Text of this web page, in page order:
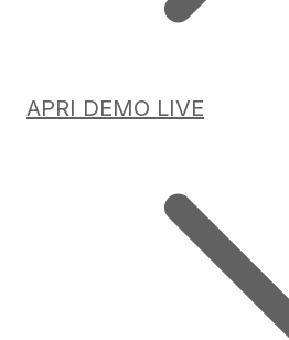
APRI DEMO LIVE